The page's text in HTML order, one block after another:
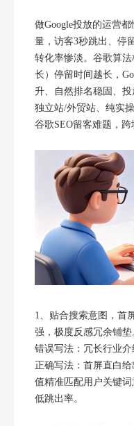
做Google投放的运营
量，访客3秒跳出、停
转化率惨淡。谷歌算
长）停留时间越长，
升、自然排名稳固、
独立站/外贸站、纯实
谷歌SEO留客难题，跨
1、贴合搜索意图，首
强，极度反感冗余铺垫
错误写法：冗长行业
正确写法：首屏直白
值精准匹配用户关键
低跳出率。